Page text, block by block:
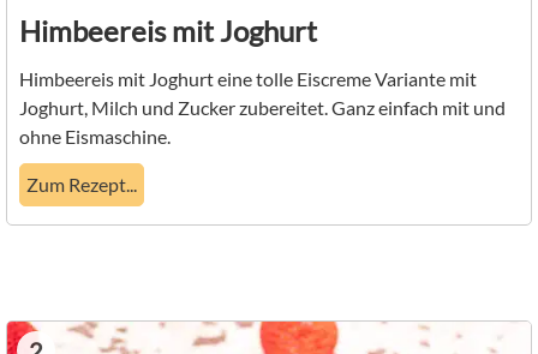
Himbeereis mit Joghurt
Himbeereis mit Joghurt eine tolle Eiscreme Variante mit
Joghurt, Milch und Zucker zubereitet. Ganz einfach mit und
ohne Eismaschine.
Zum Rezept...